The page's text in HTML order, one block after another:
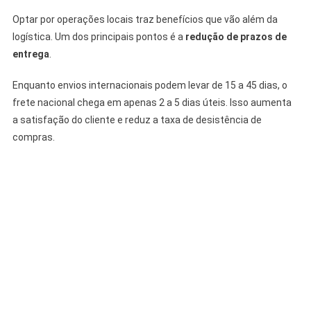
Optar por operações locais traz benefícios que vão além da
logística. Um dos principais pontos é a redução de prazos de
entrega
Enquanto envios internacionais podem levar de 15 a 45 dias, o
frete nacional chega em apenas 2 a 5 dias úteis. Isso aumenta
a satisfação do cliente e reduz a taxa de desistência de
compras.